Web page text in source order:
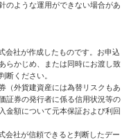
のような運用ができない場合があ
会社が作成したものです。お申込
らかじめ、または同時にお渡し致
断ください。
（外貨建資産には為替リスクもあ
証券の発行者に係る信用状況等の
金額について元本保証および利回
会社が信頼できると判断したデー